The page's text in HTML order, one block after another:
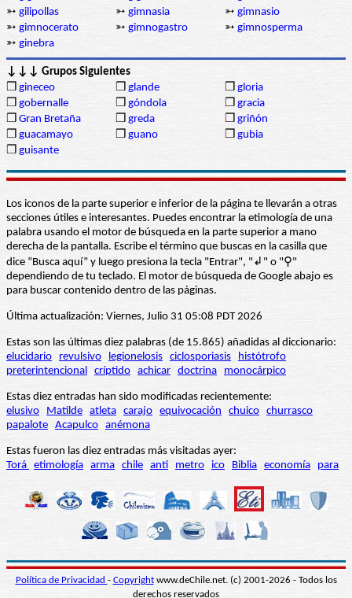
➳ gilipollas ➳ gimnasia ➳ gimnasio
➳ gimnocerato ➳ gimnogastro ➳ gimnosperma
➳ ginebra
↓↓↓ Grupos Siguientes
❒ gineceo ❒ glande ❒ gloria
❒ gobernalle ❒ góndola ❒ gracia
❒ Gran Bretaña ❒ greda ❒ griñón
❒ guacamayo ❒ guano ❒ gubia
❒ guisante
Los iconos de la parte superior e inferior de la página te llevarán a otras
secciones útiles e interesantes. Puedes encontrar la etimología de una
palabra usando el motor de búsqueda en la parte superior a mano
derecha de la pantalla. Escribe el término que buscas en la casilla que
dice “Busca aquí” y luego presiona la tecla "Entrar", "↲" o "⚲"
dependiendo de tu teclado. El motor de búsqueda de Google abajo es
para buscar contenido dentro de las páginas.
Última actualización: Viernes, Julio 31 05:08 PDT 2026
Estas son las últimas diez palabras (de 15.865) añadidas al diccionario:
elucidario
revulsivo legionelosis ciclosporiasis
histótrofo
preterintencional críptido achicar doctrina monocárpico
Estas diez entradas han sido modificadas recientemente:
elusivo
Matilde atleta carajo equivocación chuico churrasco
papalote Acapulco anémona
Estas fueron las diez entradas más visitadas ayer:
Torá etimología arma chile anti metro ico Biblia economía para
Política de Privacidad - Copyrightwww.deChile.net. (c) 2001-2026 - Todos los
derechos reservados